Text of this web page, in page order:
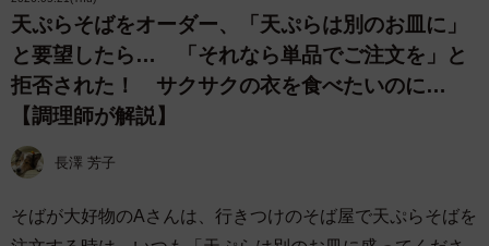
天ぷらそばをオーダー、「天ぷらは別のお皿に」
と要望したら… 「それなら単品でご注文を」と
拒否された！ サクサクの衣を食べたいのに…
【調理師が解説】
長澤 芳子
そばが大好物のAさんは、行きつけのそば屋で天ぷらそばを